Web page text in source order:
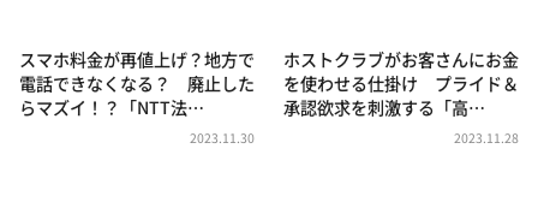
相席食堂
これ余談なんですけど・・・
～人生密着トークバラエティ！～ やすとものいたっ
スマホ料金が再値上げ？地方で
電話できなくなる？ 廃止した
らマズイ！？「NTT法…
2023.11.30
ホストクラブがお客さんにお金
を使わせる仕掛け プライド＆
承認欲求を刺激する「高…
2023.11.28